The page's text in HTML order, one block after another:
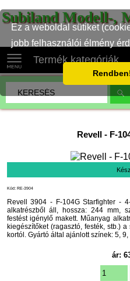
Ez a weboldal sütiket
jobb felhasználói élmény
Subiland Modell-,
Termék kategóriák
Revell - F-
Kód: RE-3904
Revell 3904 - F-104G Starfighter -
alkatrészből áll, hossza: 244 mm,
festést igénylő makett. Műanyag
kiegészítőket (ragasztó, festék, stb.)
kortól. Gyártó által ajánlott színek: 5,
ár: